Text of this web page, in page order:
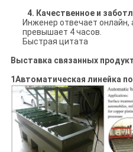
4. Качественное и
Инженер отвечает
превышает 4 часов.
Быстрая цитата
Выставка связанных
1Автоматическая линейка